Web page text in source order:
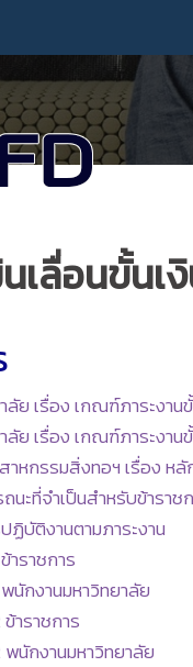
เลื่อนขั้นเ
ลัย เรื่อง เกณฑ์ภาระงา
ลัย เรื่อง เกณฑ์ภาระงา
หกรรมสิ่งทอฯ เรื่อง ห
นะที่จำเป็นสำหรับข้ารา
ฏิบัติงานตามภาระงาน
าราชการ
นักงานมหาวิทยาลัย
าราชการ
นักงานมหาวิทยาลัย